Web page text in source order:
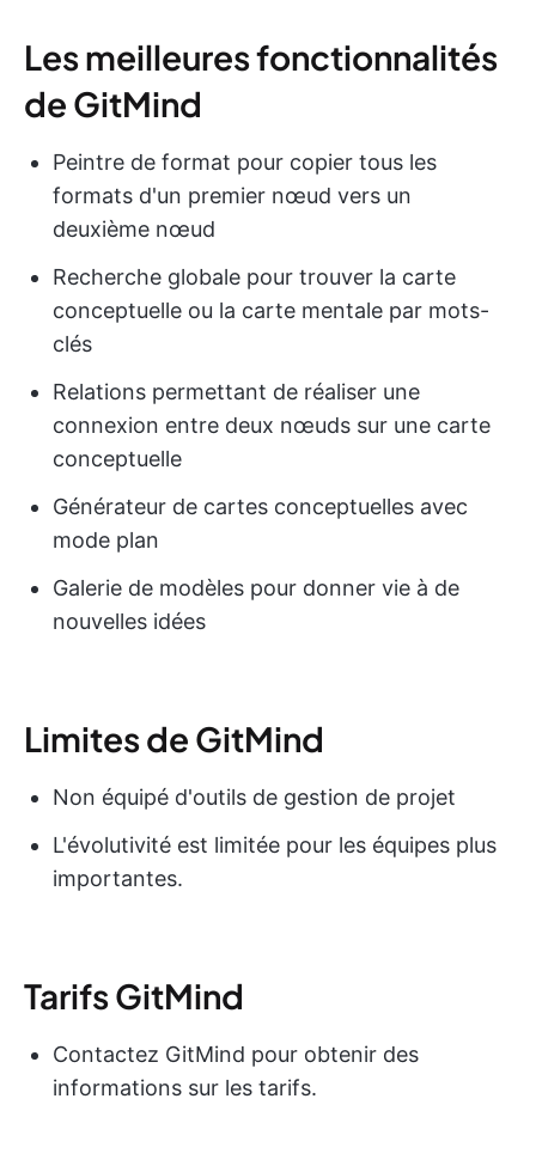
Les meilleures fonctionnalités
de GitMind
Peintre de format pour copier tous les
formats d'un premier nœud vers un
deuxième nœud
Recherche globale pour trouver la carte
conceptuelle ou la carte mentale par mots-
clés
Relations permettant de réaliser une
connexion entre deux nœuds sur une carte
conceptuelle
Générateur de cartes conceptuelles avec
mode plan
Galerie de modèles pour donner vie à de
nouvelles idées
Limites de GitMind
Non équipé d'outils de gestion de projet
L'évolutivité est limitée pour les équipes plus
importantes.
Tarifs GitMind
Contactez GitMind pour obtenir des
informations sur les tarifs.